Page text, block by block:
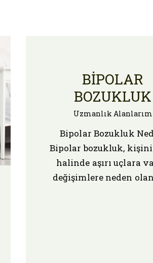
BIPOLAR
BOZUKLUK
Uzmanlık Alanlarım
Bipolar Bozukluk
Bipolar bozukluk,
halinde aşırı uçlara
değişimlere neden